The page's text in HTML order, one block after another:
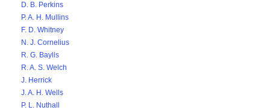
D. B. Perkins
P. A. H. Mullins
F. D. Whitney
N. J. Cornelius
R. G. Baylis
R. A. S. Welch
J. Herrick
J. A. H. Wells
P. L. Nuthall